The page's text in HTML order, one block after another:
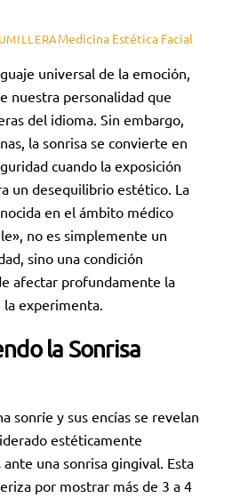
Medicina Estética Facial
universal de la emoción,
nuestra personalidad que
del idioma. Sin embargo,
la sonrisa se convierte en
cuando la exposición
un desequilibrio estético. La
en el ámbito médico
no es simplemente un
sino una condición
afectar profundamente la
experimenta.
la Sonrisa
sonríe y sus encías se revelan
estéticamente
una sonrisa gingival. Esta
por mostrar más de 3 a 4